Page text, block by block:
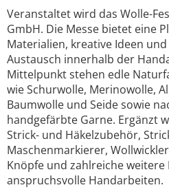
Veranstaltet wird das Wolle-
GmbH. Die Messe bietet eine
Materialien, kreative Ideen
Austausch innerhalb der
Mittelpunkt stehen edle
wie Schurwolle, Merinowolle,
Baumwolle und Seide sowie
handgefärbte Garne. Ergänzt
Strick- und Häkelzubehör,
Maschenmarkierer,
Knöpfe und zahlreiche
anspruchsvolle Handarbeiten.